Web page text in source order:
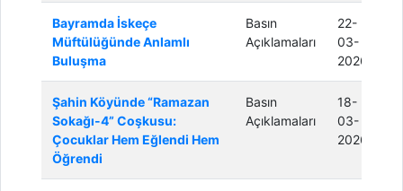
Bayramda İskeçe
Müftülüğünde Anlamlı
Buluşma
Basın
Açıklamaları
22-
03-
2026
Şahin Köyünde “Ramazan
Sokağı-4” Coşkusu:
Çocuklar Hem Eğlendi Hem
Öğrendi
Basın
Açıklamaları
18-
03-
2026